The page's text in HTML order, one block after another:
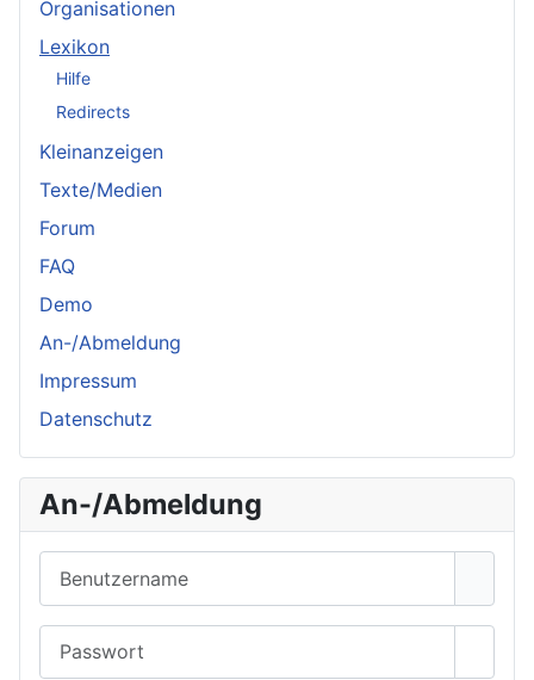
Organisationen
Lexikon
Hilfe
Redirects
Kleinanzeigen
Texte/Medien
Forum
FAQ
Demo
An-/Abmeldung
Impressum
Datenschutz
An-/Abmeldung